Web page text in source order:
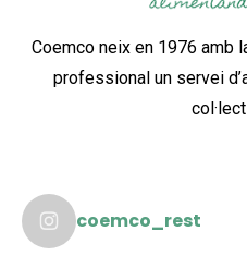
Coemco neix en 1976 amb
professional un servei
coemco_rest